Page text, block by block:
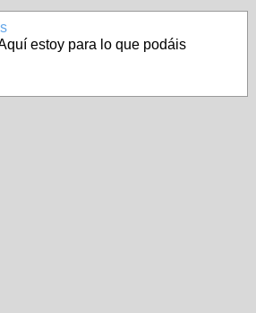
estoy para lo que podáis